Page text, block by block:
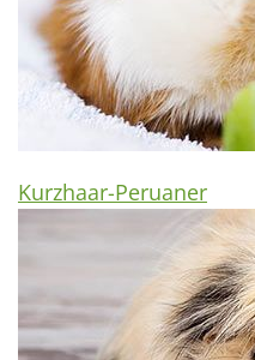
Kurzhaar-Peruaner